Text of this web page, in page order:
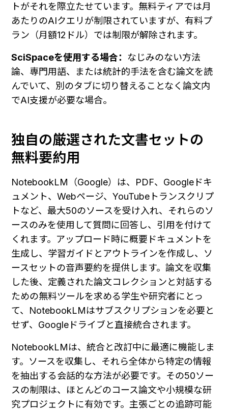
トがそれを際立たせています。無料ティアでは月
あたりのAIクエリが制限されていますが、有料プ
ラン（月額12ドル）では制限が解除されます。
SciSpaceを使用する場合： なじみのない方法
論、専門用語、または統計的手法を含む論文を読
んでいて、別のタブに切り替えることなく論文内
でAI支援が必要な場合。
独自の厳選された文書セットの
無料要約用
NotebookLM（Google）は、PDF、Googleドキ
ュメント、Webページ、YouTubeトランスクリプ
トなど、最大50のソースを受け入れ、それらのソ
ースのみを使用して質問に回答し、引用を付けて
くれます。アップロード時に概要ドキュメントを
生成し、学習ガイドとアウトラインを作成し、ソ
ースセットの音声要約を提供します。論文を収集
した後、定義された論文コレクションと対話する
ための無料ツールを求める学生や研究者にとっ
て、NotebookLMはサブスクリプションを必要と
せず、Googleドライブと直接統合されます。
NotebookLMは、統合と改訂中に最適に機能しま
す。ソースを収集し、それら全体から特定の情報
を抽出する会話的な方法が必要です。その50ソー
スの制限は、ほとんどのコース論文や小規模な研
究プロジェクトに有効です。主張ごとの追跡可能